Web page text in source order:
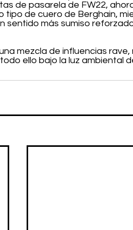
de pasarela de FW22,
tipo de cuero de Berghain,
sentido más sumiso
mezcla de influencias
ello bajo la luz ambiental